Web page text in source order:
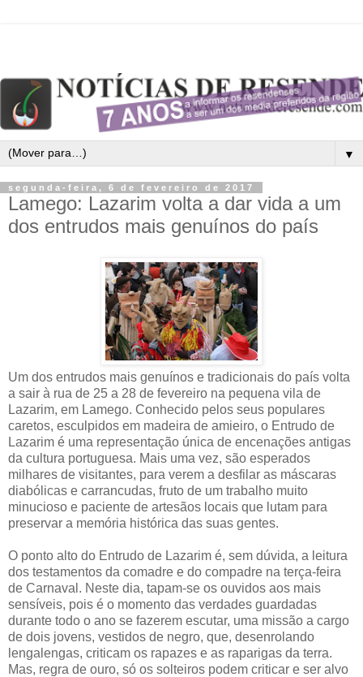
▼
segunda-feira, 6 de fevereiro de 2017
Lamego: Lazarim volta a dar vida a um
dos entrudos mais genuínos do país
Um dos entrudos mais genuínos e tradicionais do país volta
a sair à rua de 25 a 28 de fevereiro na pequena vila de
Lazarim, em Lamego. Conhecido pelos seus populares
caretos, esculpidos em madeira de amieiro, o Entrudo de
Lazarim é uma representação única de encenações antigas
da cultura portuguesa. Mais uma vez, são esperados
milhares de visitantes, para verem a desfilar as máscaras
diabólicas e carrancudas, fruto de um trabalho muito
minucioso e paciente de artesãos locais que lutam para
preservar a memória histórica das suas gentes.
O ponto alto do Entrudo de Lazarim é, sem dúvida, a leitura
dos testamentos da comadre e do compadre na terça-feira
de Carnaval. Neste dia, tapam-se os ouvidos aos mais
sensíveis, pois é o momento das verdades guardadas
durante todo o ano se fazerem escutar, uma missão a cargo
de dois jovens, vestidos de negro, que, desenrolando
lengalengas, criticam os rapazes e as raparigas da terra.
Mas, regra de ouro, só os solteiros podem criticar e ser alvo